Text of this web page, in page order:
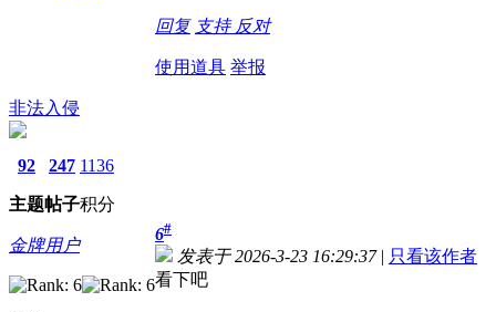
回复 支持 反对
使用道具 举报
非法入侵
92
主题
247
帖子
1136
积分
金牌用户
6#
发表于 2026-3-23 16:29:37 | 只看该作者
看下吧